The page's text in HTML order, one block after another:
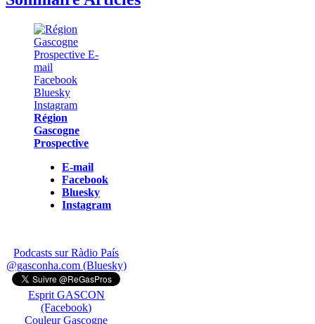
Région
Gascogne
Prospective
E-mail
Facebook
Bluesky
Instagram
Podcasts sur Ràdio País
@gasconha.com (Bluesky)
Esprit GASCON
(Facebook)
Couleur Gascogne